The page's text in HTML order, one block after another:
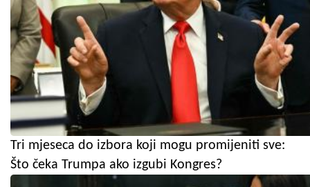
Tri mjeseca do izbora koji mogu promijeniti sve:
Što čeka Trumpa ako izgubi Kongres?